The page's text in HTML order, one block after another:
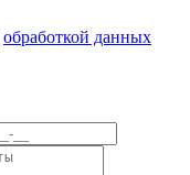
обработкой данных